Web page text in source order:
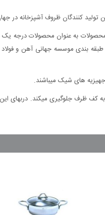
کنندگان ظروف آشپزخانه در
به عنوان محصولات درجه
های شیک میباشند.
ظرف جلوگیری میکند. دربهای